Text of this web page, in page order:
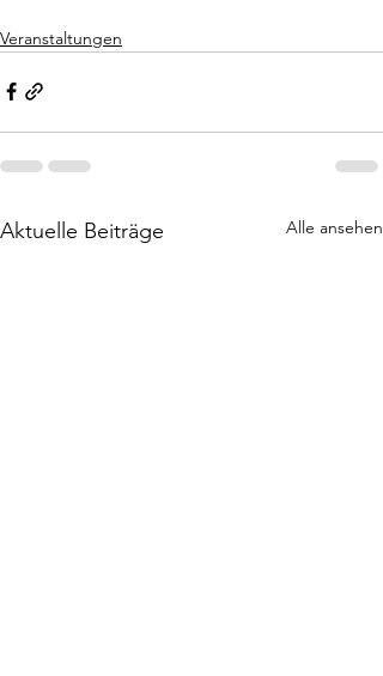
Veranstaltungen
Aktuelle Beiträge Alle ansehen